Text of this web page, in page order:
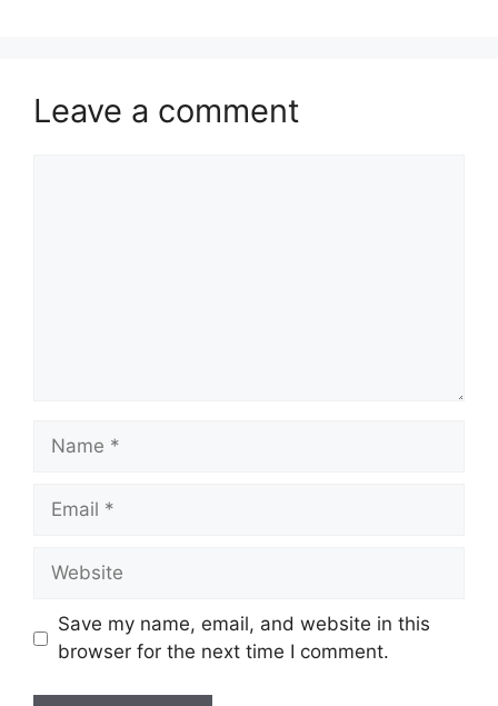
Leave a comment
Name
Email
Website
Save my name, email, and website in this
browser for the next time I comment.